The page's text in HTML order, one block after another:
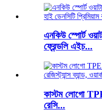
এনকিউ স্পোর্ট
ফ্রেন্ডলি এইচ...
কাস্টম লোগো TPE
রেসি...